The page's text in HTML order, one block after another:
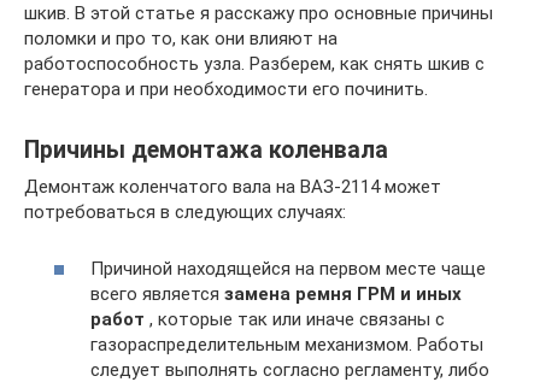
шкив. В этой статье я расскажу про основные причины
поломки и про то, как они влияют на
работоспособность узла. Разберем, как снять шкив с
генератора и при необходимости его починить.
Причины демонтажа коленвала
Демонтаж коленчатого вала на ВАЗ-2114 может
потребоваться в следующих случаях:
Причиной находящейся на первом месте чаще
всего является замена ремня ГРМ и иных
работ , которые так или иначе связаны с
газораспределительным механизмом. Работы
следует выполнять согласно регламенту, либо